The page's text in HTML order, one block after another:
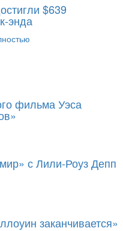
$639
энда
фильма Уэса
с Лили-Роуз Депп
заканчивается»